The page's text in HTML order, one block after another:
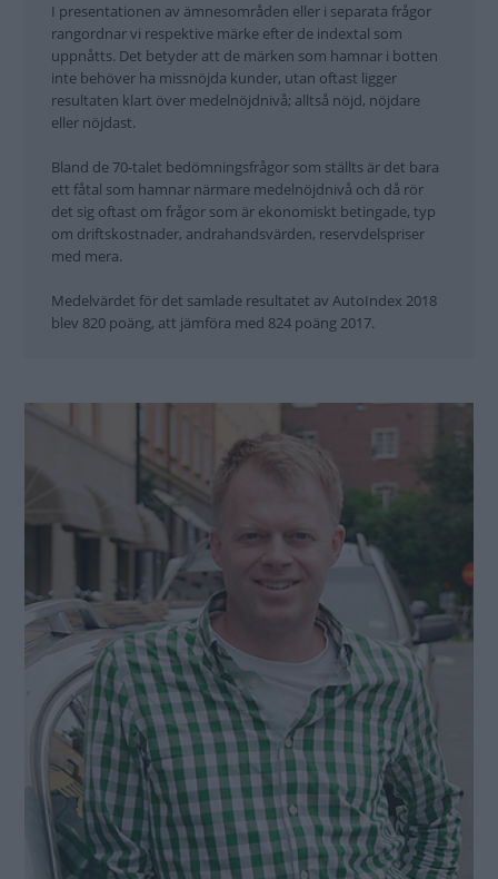
I presentationen av ämnesområden eller i separata frågor
rangordnar vi respektive märke efter de indextal som
uppnåtts. Det betyder att de märken som hamnar i botten
inte behöver ha missnöjda kunder, utan oftast ligger
resultaten klart över medelnöjdnivå; alltså nöjd, nöjdare
eller nöjdast.
Bland de 70-talet bedömningsfrågor som ställts är det bara
ett fåtal som hamnar närmare medelnöjdnivå och då rör
det sig oftast om frågor som är ekonomiskt betingade, typ
om driftskostnader, andrahandsvärden, reservdelspriser
med mera.
Medelvärdet för det samlade resultatet av AutoIndex 2018
blev 820 poäng, att jämföra med 824 poäng 2017.